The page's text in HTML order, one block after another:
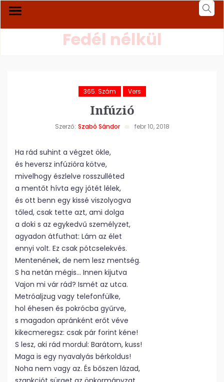
Fedél nélkül
365. Szám Vers
Infúzió
Szerző: Szabó Sándor febr 10, 2018
Ha rád suhint a végzet ökle,
és heversz infúzióra kötve,
mivelhogy észlelve rosszulléted
a mentőt hívta egy jótét lélek,
és ott benn egy kissé viszolyogva
tőled, csak tette azt, ami dolga
a doki s az egykedvű személyzet,
agyadon átfuthat: Lám az élet
ennyi volt. Ez csak pótcselekvés.
Mentenének, de nem lesz mentség.
S ha netán mégis… Innen kijutva
Vajon mi vár rád? Ismét az utca.
Metróaljzug vagy telefonfülke,
hol éhesen és pokrócba gyűrve,
s magadon apránként erőt véve
kikecmeregsz: csak pár forint kéne!
S lesz, aki rád mordul: Barátom, kuss!
Maga is egy nyavalyás bérkoldus!
Noha nem vagy az. És bőszen lázad,